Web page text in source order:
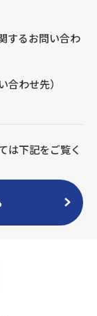
するお問い合わ
わせ先）
は下記をご覧く